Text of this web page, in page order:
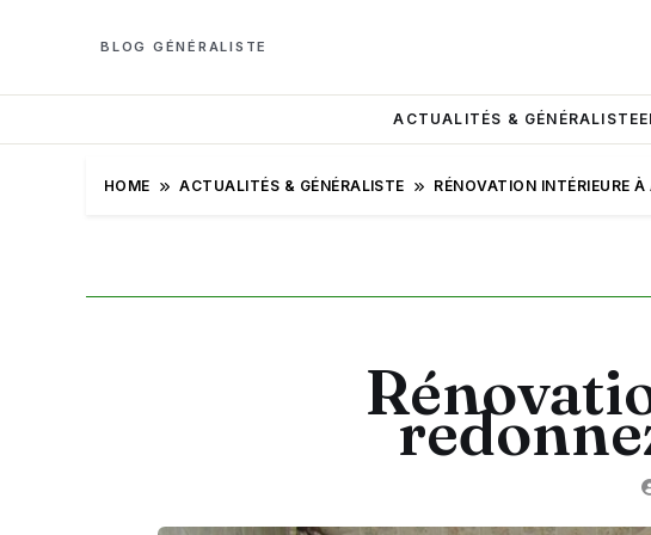
BLOG GÉNÉRALISTE
ACTUALITÉS & GÉNÉRALISTE
HOME ACTUALITÉS & GÉNÉRALISTE RÉNOVATION INTÉRIEURE